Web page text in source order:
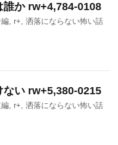
誰か rw+4,784-0108
, r+, 洒落にならない怖い話
ない rw+5,380-0215
, r+, 洒落にならない怖い話